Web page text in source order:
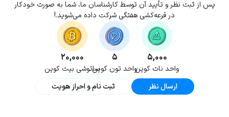
پس از ثبت نظر و تأیید آن توسط کارشناسان ما، شما به صورت خودکار
در قرعه‌کشی هفتگی شرکت داده می‌شوید.!
۵,۰۰۰
واحد نات کوین
۵
واحد تون کوین
۲۰,۰۰۰
ساتوشی بیت کوین
ارسال نظر
ثبت نام و احراز هویت